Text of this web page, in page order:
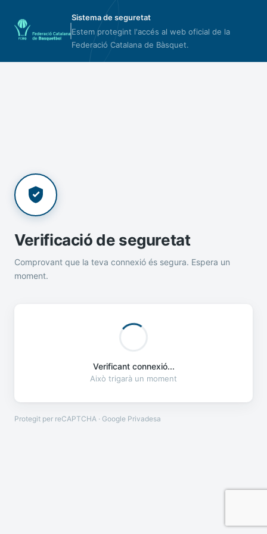
Sistema de seguretat
Estem protegint l'accés al web oficial de la
Federació Catalana de Bàsquet.
Verificació de seguretat
Comprovant que la teva connexió és segura. Espera un
moment.
Verificant connexió...
Això trigarà un moment
Protegit per reCAPTCHA · Google Privadesa